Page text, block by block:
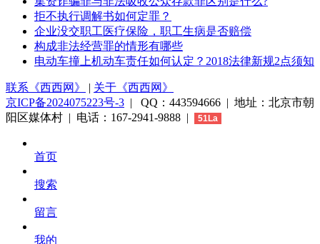
拒不执行调解书如何定罪？
企业没交职工医疗保险，职工生病是否赔偿
构成非法经营罪的情形有哪些
电动车撞上机动车责任如何认定？2018法律新规2点须知
联系《西西网》 | 关于《西西网》
京ICP备2024075223号-3 | QQ：443594666 | 地址：北京市朝
阳区媒体村 | 电话：167-2941-9888 |
51La
首页
搜索
留言
我的